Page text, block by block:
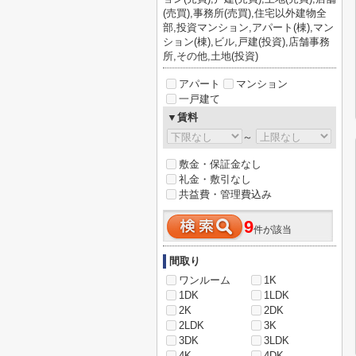
(売買),事務所(売買),住宅以外建物全
部,投資マンション,アパート(棟),マン
ション(棟),ビル,戸建(投資),店舗事務
所,その他,土地(投資)
アパート
マンション
一戸建て
▼賃料
～
敷金・保証金なし
礼金・敷引なし
共益費・管理費込み
9件が該当
間取り
ワンルーム
1K
1DK
1LDK
2K
2DK
2LDK
3K
3DK
3LDK